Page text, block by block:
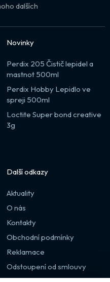
dalších
Novinky
Perdix 205 Čistič lepidel a
mastnot 500ml
Perdix Hobby Lepidlo ve
spreji 500ml
Loctite Super bond creative
3g
Další odkazy
Aktuality
O nás
Kontakty
Obchodní podmínky
Reklamace
Odstoupení od smlouvy